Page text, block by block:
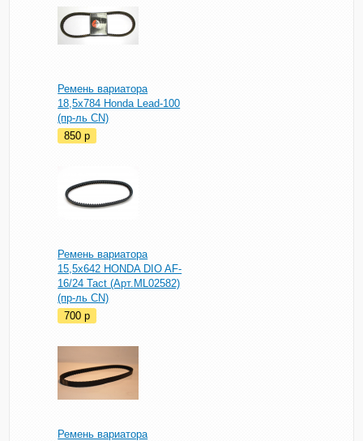
Ремень вариатора
18,5x784 Honda Lead-100
(пр-ль CN)
850p
Ремень вариатора
15,5x642 HONDA DIO AF-
16/24 Tact (Арт.ML02582)
(пр-ль CN)
700p
Ремень вариатора